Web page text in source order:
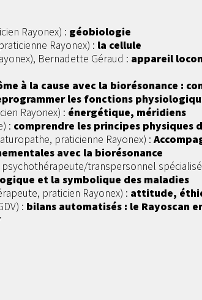
Rayonex) : géobiologie
Rayonex) : la cellule
Bernadette Géraud : appareil
à la cause avec la biorésonance :
les fonctions
Rayonex) : énergétique, méridiens
: comprendre les principes physiques
praticienne Rayonex) :
avec la biorésonance
transpersonnel
et la symbolique des maladies
praticien Rayonex) : attitude,
: bilans automatisés : le Rayoscan